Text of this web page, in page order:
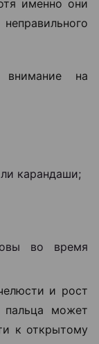
именно они
внимание на
карандаши;
во время
и рост
пальца может
к открытому